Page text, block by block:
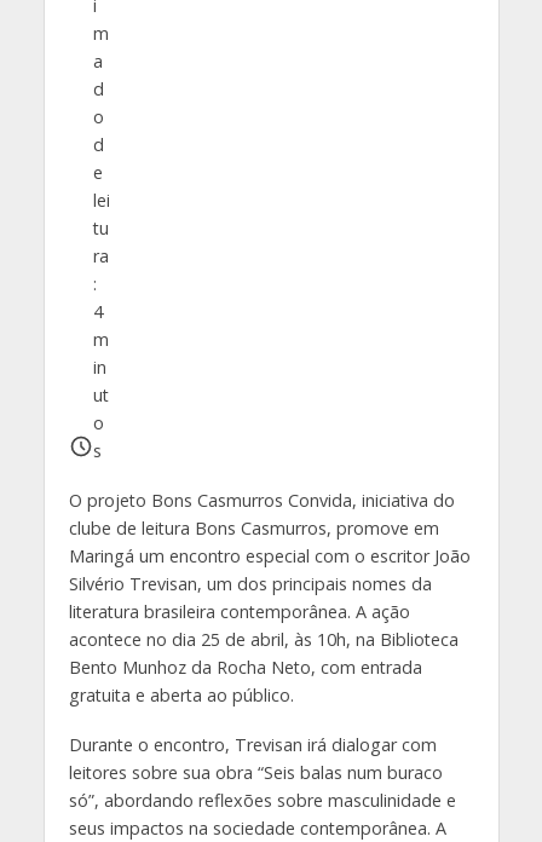
i
m
a
d
o
d
e
lei
tu
ra
:
4
m
in
ut
o
s
O projeto Bons Casmurros Convida, iniciativa do
clube de leitura Bons Casmurros, promove em
Maringá um encontro especial com o escritor João
Silvério Trevisan, um dos principais nomes da
literatura brasileira contemporânea. A ação
acontece no dia 25 de abril, às 10h, na Biblioteca
Bento Munhoz da Rocha Neto, com entrada
gratuita e aberta ao público.
Durante o encontro, Trevisan irá dialogar com
leitores sobre sua obra “Seis balas num buraco
só”, abordando reflexões sobre masculinidade e
seus impactos na sociedade contemporânea. A